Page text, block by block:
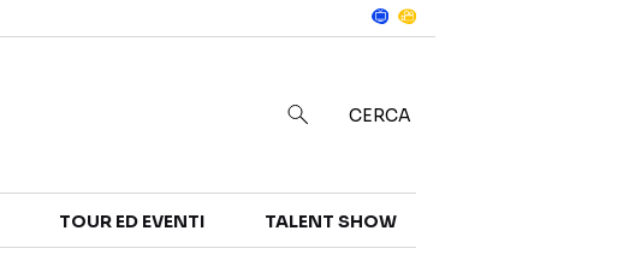
CERCA
TOUR ED EVENTI TALENT SHOW